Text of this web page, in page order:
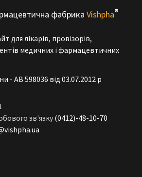
фабрика Vishpha®
для лікарів, провізорів,
медичних і фармацевтичних
- АВ 598036 від 03.07.2012 р
зв'язку (0412)-48-10-70